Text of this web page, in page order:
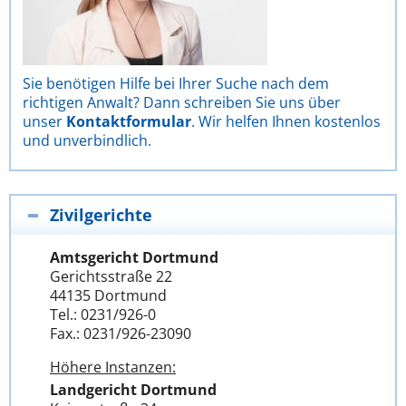
Sie benötigen Hilfe bei Ihrer Suche nach dem
richtigen Anwalt? Dann schreiben Sie uns über
unser Kontaktformular. Wir helfen Ihnen kostenlos
und unverbindlich.
Zivilgerichte
Amtsgericht Dortmund
Gerichtsstraße 22
44135 Dortmund
Tel.: 0231/926-0
Fax.: 0231/926-23090
Höhere Instanzen:
Landgericht Dortmund